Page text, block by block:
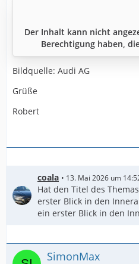
Der Inhalt kann nicht
Berechtigung haben,
Bildquelle: Audi AG
Grüße
Robert
coala 13. Mai 2026 um
Hat den Titel des
erster Blick in den
ein erster Blick in den
SimonMax